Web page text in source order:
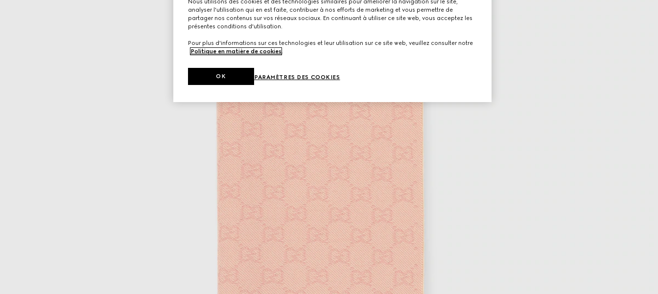
Nous utilisons des cookies et des technologies similaires pour améliorer la navigation sur le site,
analyser l'utilisation qui en est faite, contribuer à nos efforts de marketing et vous permettre de
partager nos contenus sur vos réseaux sociaux. En continuant à utiliser ce site web, vous acceptez les
présentes conditions d'utilisation.
Pour plus d'informations sur ces technologies et leur utilisation sur ce site web, veuillez consulter notre
Politique en matière de cookies.
PARAMÈTRES DES COOKIES
OK